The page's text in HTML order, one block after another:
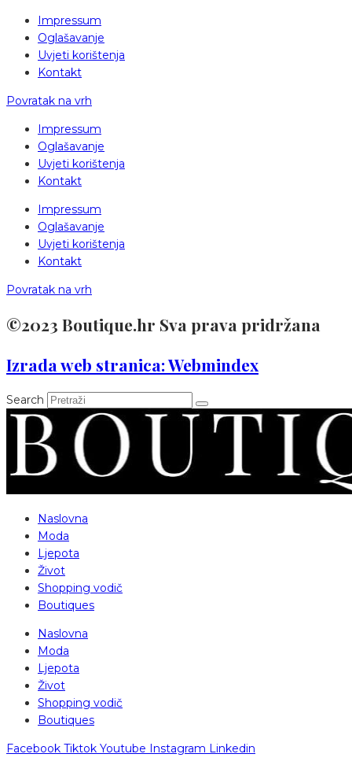
Impressum
Oglašavanje
Uvjeti korištenja
Kontakt
Povratak na vrh
Impressum
Oglašavanje
Uvjeti korištenja
Kontakt
Impressum
Oglašavanje
Uvjeti korištenja
Kontakt
Povratak na vrh
©2023 Boutique.hr Sva prava pridržana
Izrada web stranica: Webmindex
Search
Naslovna
Moda
Ljepota
Život
Shopping vodič
Boutiques
Naslovna
Moda
Ljepota
Život
Shopping vodič
Boutiques
Facebook Tiktok Youtube Instagram Linkedin